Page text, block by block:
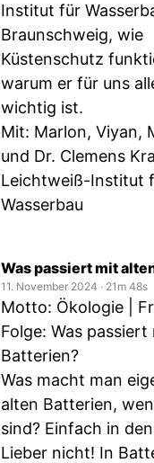
Institut für
Braunschweig, wie
Küstenschutz
warum er für uns
wichtig ist.
Mit: Marlon, Viyan,
und Dr. Clemens
Leichtweiß-Institut
Wasserbau
Was passiert mit
11. November 2024 ‧ 21m 48s
Motto: Ökologie |
Folge: Was
Batterien?
Was macht man
alten Batterien,
sind? Einfach in
Lieber nicht! In